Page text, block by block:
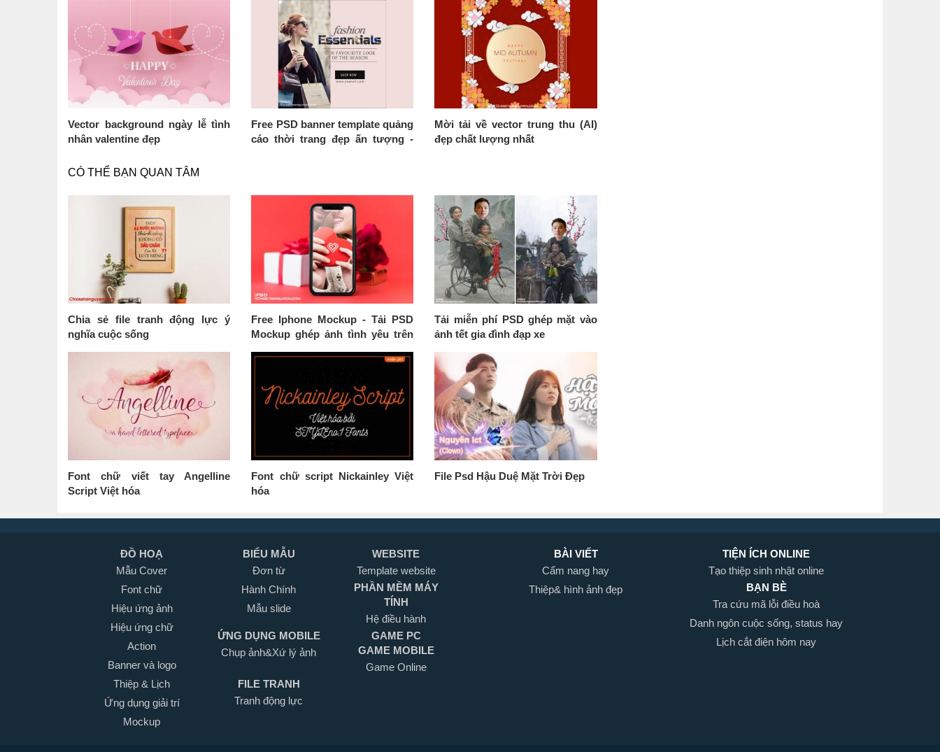
Vector background ngày lễ tình
nhân valentine đẹp
Free PSD banner template quảng
cáo thời trang đẹp ấn tượng -
Mời tải về vector trung thu (AI)
đẹp chất lượng nhất
CÓ THỂ BẠN QUAN TÂM
Chia sẻ file tranh động lực ý
nghĩa cuộc sống
Free Iphone Mockup - Tải PSD
Mockup ghép ảnh tình yêu trên
Tải miễn phí PSD ghép mặt vào
ảnh tết gia đình đạp xe
Font chữ viết tay Angelline
Script Việt hóa
Font chữ script Nickainley Việt
hóa
File Psd Hậu Duệ Mặt Trời Đẹp
ĐỒ HOẠ
Mẫu Cover
Font chữ
Hiệu ứng ảnh
Hiệu ứng chữ
Action
Banner và logo
Thiệp & Lịch
Ứng dụng giải trí
Mockup
BIỂU MẪU
Đơn từ
Hành Chính
Mẫu slide
WEBSITE
Template website
PHẦN MỀM MÁY
TÍNH
Hệ điều hành
ỨNG DỤNG MOBILE
Chụp ảnh&Xứ lý ảnh
GAME PC
GAME MOBILE
Game Online
FILE TRANH
Tranh động lực
BÀI VIẾT
Cẩm nang hay
Thiệp& hình ảnh đẹp
TIỆN ÍCH ONLINE
Tạo thiệp sinh nhật online
BẠN BÈ
Tra cứu mã lỗi điều hoà
Danh ngôn cuộc sống, status hay
Lịch cắt điện hôm nay